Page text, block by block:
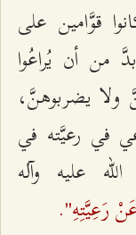
قوَّامين على
من أن يُراعُوا
ولا يضربوهنَّ،
في رعيَّته في
عليه وآله
رَعِيَّتِهِ".